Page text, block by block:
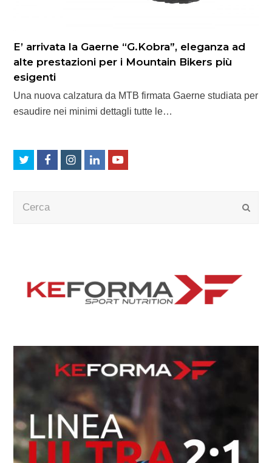
E’ arrivata la Gaerne “G.Kobra”, eleganza ad
alte prestazioni per i Mountain Bikers più
esigenti
Una nuova calzatura da MTB firmata Gaerne studiata per
esaudire nei minimi dettagli tutte le…
TwitterFacebookInstagram
LinkedInYoutube